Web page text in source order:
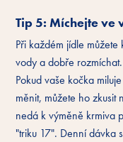
Tip 5: Míchejte ve
Při každém jídle
vody a dobře
Pokud vaše kočka
měnit, můžete ho zkusit
nedá k výměně krmiva
"triku 17". Denní dávka